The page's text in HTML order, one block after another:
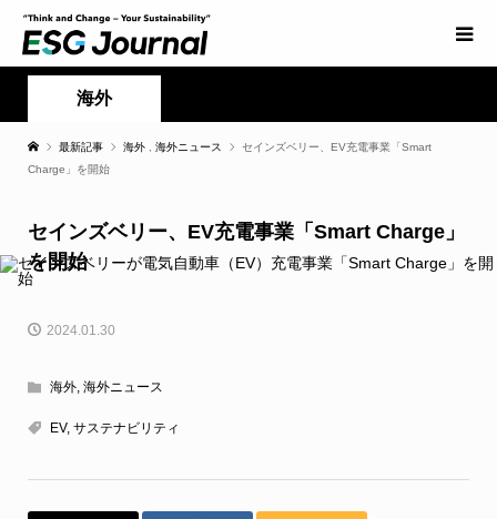
海外
最新記事 海外 海外ニュース
セインズベリー、EV充電事業「Smart
Charge」を開始
セインズベリー、EV充電事業「Smart Charge」
を開始
2024.01.30
海外, 海外ニュース
EV, サステナビリティ